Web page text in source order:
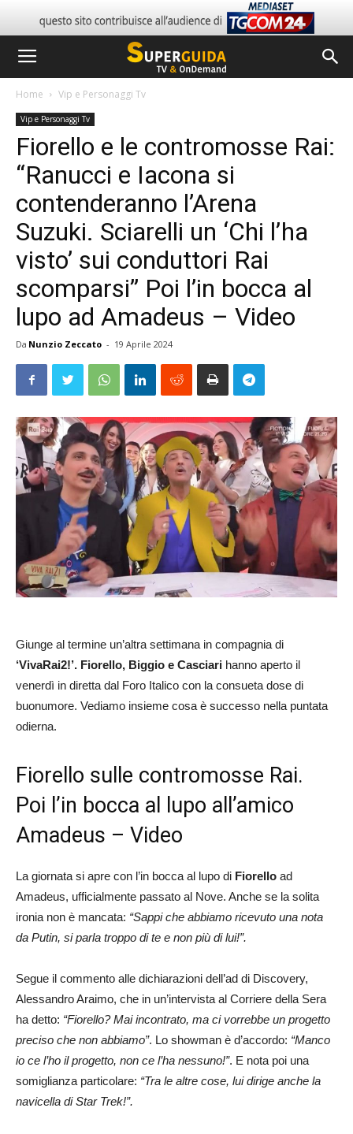
Home Vip e Personaggi Tv
Vip e Personaggi Tv
Fiorello e le contromosse Rai:
“Ranucci e Iacona si
contenderanno l’Arena
Suzuki. Sciarelli un ‘Chi l’ha
visto’ sui conduttori Rai
scomparsi” Poi l’in bocca al
lupo ad Amadeus – Video
Da Nunzio Zeccato - 19 Aprile 2024
Giunge al termine un’altra settimana in compagnia di
‘VivaRai2!’. Fiorello, Biggio e Casciari hanno aperto il
venerdì in diretta dal Foro Italico con la consueta dose di
buonumore. Vediamo insieme cosa è successo nella puntata
odierna.
Fiorello sulle contromosse Rai.
Poi l’in bocca al lupo all’amico
Amadeus – Video
La giornata si apre con l’in bocca al lupo di Fiorello ad
Amadeus, ufficialmente passato al Nove. Anche se la solita
ironia non è mancata: “Sappi che abbiamo ricevuto una nota
da Putin, si parla troppo di te e non più di lui!”.
Segue il commento alle dichiarazioni dell’ad di Discovery,
Alessandro Araimo, che in un’intervista al Corriere della Sera
ha detto: “Fiorello? Mai incontrato, ma ci vorrebbe un progetto
preciso che non abbiamo”. Lo showman è d’accordo: “Manco
io ce l’ho il progetto, non ce l’ha nessuno!”. E nota poi una
somiglianza particolare: “Tra le altre cose, lui dirige anche la
navicella di Star Trek!”.